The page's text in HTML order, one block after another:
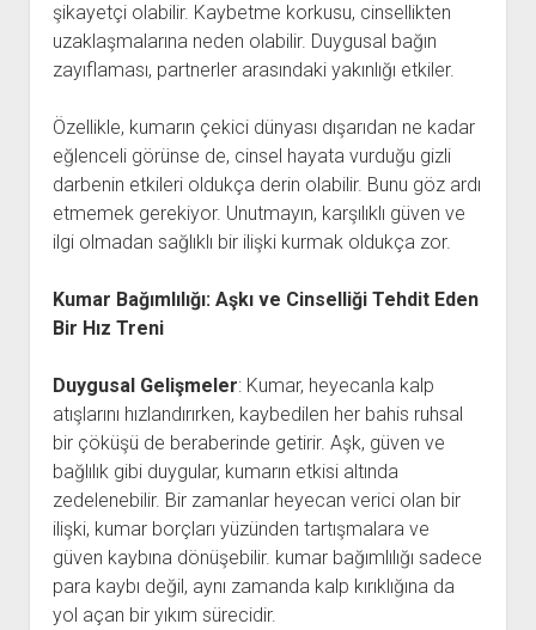
şikayetçi olabilir. Kaybetme korkusu, cinsellikten
uzaklaşmalarına neden olabilir. Duygusal bağın
zayıflaması, partnerler arasındaki yakınlığı etkiler.
Özellikle, kumarın çekici dünyası dışarıdan ne kadar
eğlenceli görünse de, cinsel hayata vurduğu gizli
darbenin etkileri oldukça derin olabilir. Bunu göz ardı
etmemek gerekiyor. Unutmayın, karşılıklı güven ve
ilgi olmadan sağlıklı bir ilişki kurmak oldukça zor.
Kumar Bağımlılığı: Aşkı ve Cinselliği Tehdit Eden
Bir Hız Treni
Duygusal Gelişmeler: Kumar, heyecanla kalp
atışlarını hızlandırırken, kaybedilen her bahis ruhsal
bir çöküşü de beraberinde getirir. Aşk, güven ve
bağlılık gibi duygular, kumarın etkisi altında
zedelenebilir. Bir zamanlar heyecan verici olan bir
ilişki, kumar borçları yüzünden tartışmalara ve
güven kaybına dönüşebilir. kumar bağımlılığı sadece
para kaybı değil, aynı zamanda kalp kırıklığına da
yol açan bir yıkım sürecidir.